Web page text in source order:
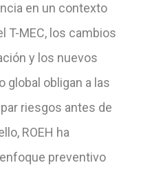
en un contexto
T-MEC, los cambios
y los nuevos
global obligan a las
riesgos antes de
ROEH ha
preventivo